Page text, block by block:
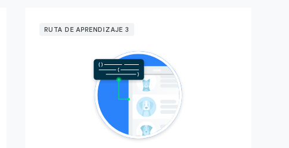
RUTA DE APRENDIZAJE 3